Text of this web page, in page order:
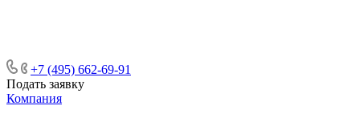
+7 (495) 662-69-91
Подать заявку
Компания